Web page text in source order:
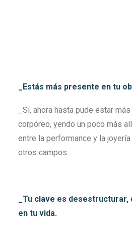
_Estás más presente en tu
_Sí, ahora hasta pude estar
corpóreo, yendo un poco más
entre la performance y la
otros campos.
_Tu clave es
en tu vida.